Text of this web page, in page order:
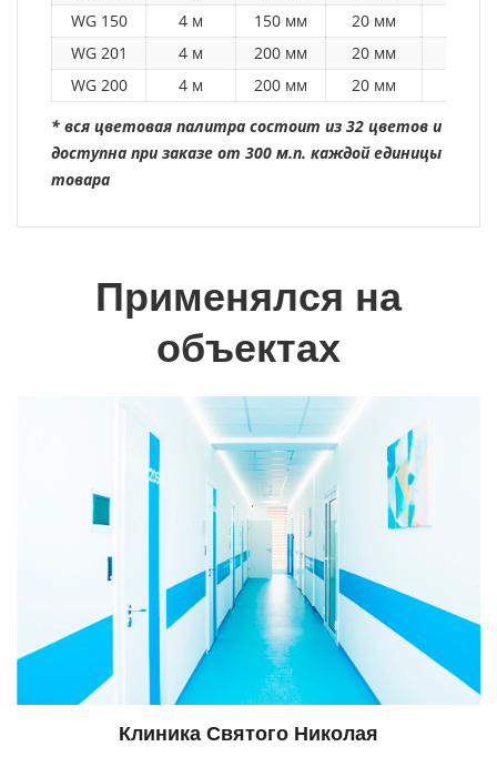
WG 150
4 м 150 мм
20 мм
WG 201
4 м 200 мм
20 мм
WG 200
4 м 200 мм
20 мм
* вся цветовая палитра состоит из 32 цветов и
доступна при заказе от 300 м.п. каждой единицы
товара
Применялся на
объектах
Клиника Святого Николая